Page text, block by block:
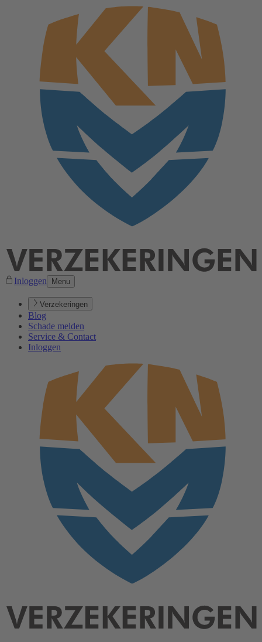
Inloggen Menu
Verzekeringen
Blog
Schade melden
Service & Contact
Inloggen